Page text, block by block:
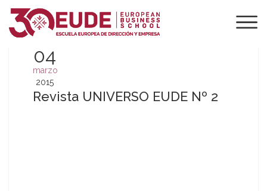
04
marzo
2015
Revista UNIVERSO EUDE Nº 2